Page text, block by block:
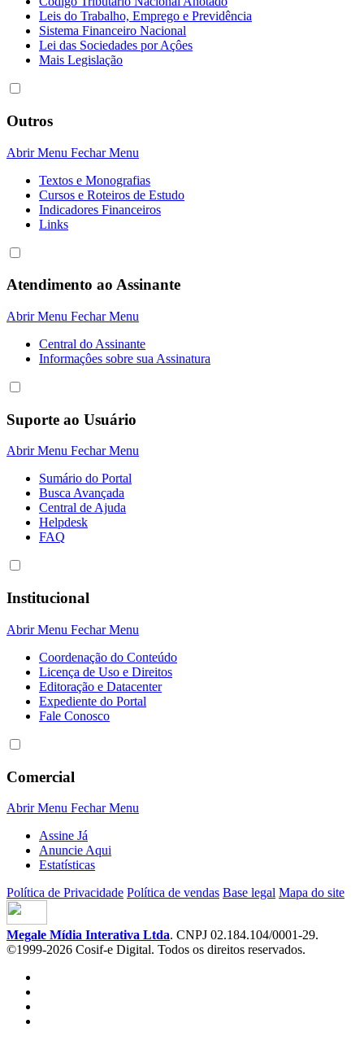
Leis do Trabalho, Emprego e Previdência
Sistema Financeiro Nacional
Lei das Sociedades por Açôes
Mais Legislação
Outros
Abrir Menu Fechar Menu
Textos e Monografias
Cursos e Roteiros de Estudo
Indicadores Financeiros
Links
Atendimento ao Assinante
Abrir Menu Fechar Menu
Central do Assinante
Informaçôes sobre sua Assinatura
Suporte ao Usuário
Abrir Menu Fechar Menu
Sumário do Portal
Busca Avançada
Central de Ajuda
Helpdesk
FAQ
Institucional
Abrir Menu Fechar Menu
Coordenação do Conteúdo
Licença de Uso e Direitos
Editoração e Datacenter
Expediente do Portal
Fale Conosco
Comercial
Abrir Menu Fechar Menu
Assine Já
Anuncie Aqui
Estatísticas
Política de Privacidade Política de vendas Base legal Mapa do site
Megale Mídia Interativa Ltda. CNPJ 02.184.104/0001-29.
©1999-2026 Cosif-e Digital. Todos os direitos reservados.